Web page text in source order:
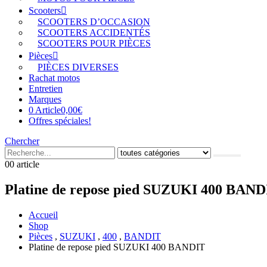
Scooters
SCOOTERS D’OCCASION
SCOOTERS ACCIDENTÉS
SCOOTERS POUR PIÈCES
Pièces
PIÈCES DIVERSES
Rachat motos
Entretien
Marques
0 Article0,00€
Offres spéciales!
Chercher
00 article
Platine de repose pied SUZUKI 400
Accueil
Shop
Pièces , SUZUKI , 400 , BANDIT
Platine de repose pied SUZUKI 400 BANDIT